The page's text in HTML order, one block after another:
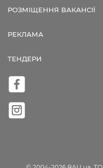
РОЗМІЩЕННЯ ВАКАНСІЇ
РЕКЛАМА
ТЕНДЕРИ